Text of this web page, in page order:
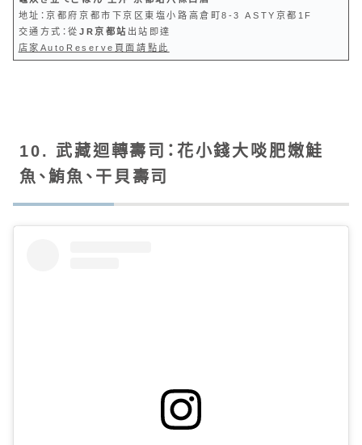
地址：京都府京都市下京区東塩小路高倉町8-3 ASTY京都1F
交通方式：從 JR京都站 出站即達
店家AutoReserve頁面請點此
10. 武藏迴轉壽司：花小錢大啖肥嫩鮭
魚、鮪魚、干貝壽司